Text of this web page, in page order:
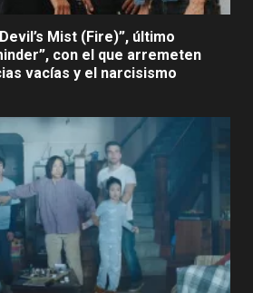
Mist (Fire)”, último
con el que arremeten
vacías y el narcisismo